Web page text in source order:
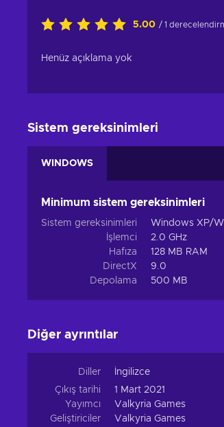
5.00 / 1
Henüz açıklama yok
Sistem gereksinimleri
WINDOWS
Minimum sistem gereksinimleri
Sistem gereksinimleri
Windows XP/
İşlemci
2.0 GHz
Hafıza
128 MB RAM
DirectX
9.0
Depolama
500 MB
Diğer ayrıntılar
Diller
İngilizce
Çıkış tarihi
1 Mart 2021
Yayımcı
Valkyria Games
Geliştiriciler
Valkyria Games